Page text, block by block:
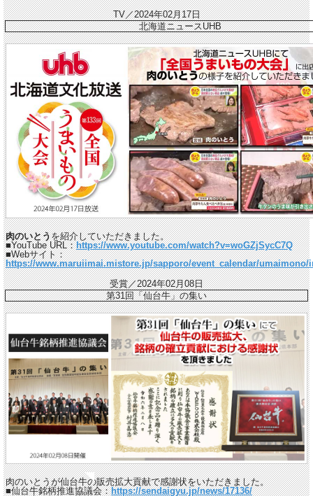
TV／2024年02月17日
北海道ニュースUHB
肉のいとうを紹介していただきました。
■YouTube URL：https://www.youtube.com/watch?v=woGZjSycC7Q
■Webサイト：
https://www.maruiimai.mistore.jp/sapporo/event_calendar/umaimono/
受賞／2024年02月08日
第31回「仙台牛」の集い
肉のいとうが仙台牛の販売拡大貢献で感謝状をいただきました。
■仙台牛銘柄推進協議会：https://sendaigyu.jp/news/17136/